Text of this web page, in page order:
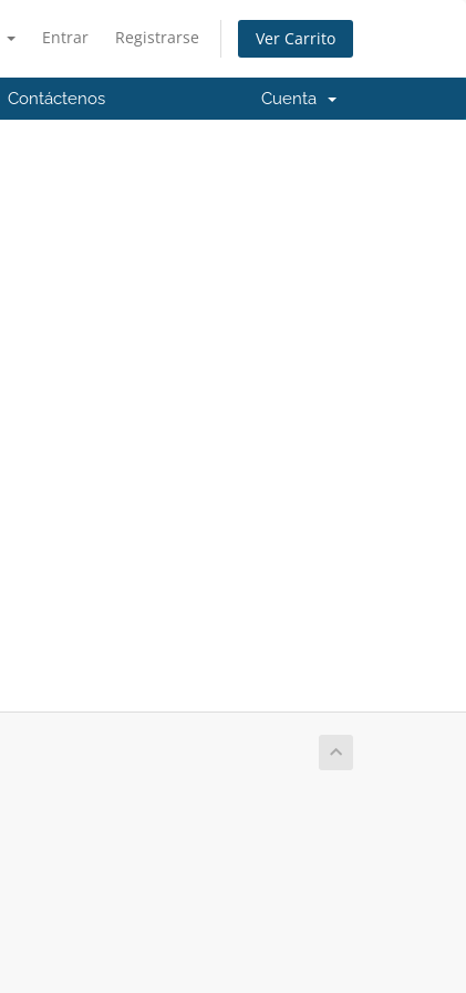
Entrar Registrarse Ver Carrito
Contáctenos Cuenta